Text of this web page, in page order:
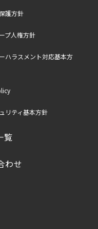
護方針
プ人権方針
ハラスメント対応基本方
リティ基本方針
覧
わせ